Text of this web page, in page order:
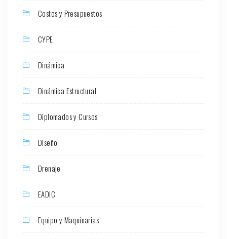
Costos y Presupuestos
CYPE
Dinámica
Dinámica Estructural
Diplomados y Cursos
Diseño
Drenaje
EADIC
Equipo y Maquinarias